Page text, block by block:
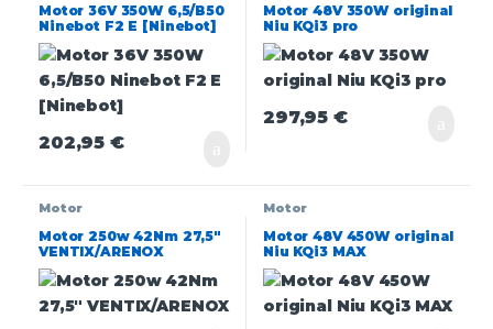
Motor 36V 350W 6,5/B50
Ninebot F2 E [Ninebot]
202,95€
Motor 48V 350W original
Niu KQi3 pro
297,95€
Motor
Motor 250w 42Nm 27,5″
VENTIX/ARENOX
Motor
Motor 48V 450W original
Niu KQi3 MAX